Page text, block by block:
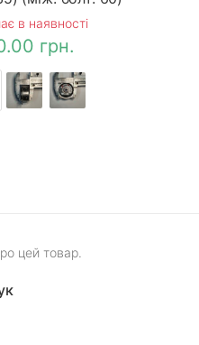
в наявності
грн.
цей товар.